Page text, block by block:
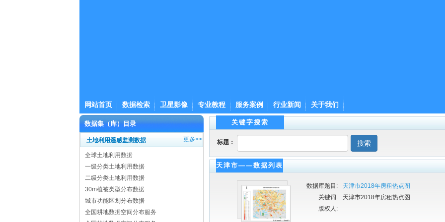
网站首页 数据检索 卫星影像 专业教程 服务案例 行业新闻 关于我们
数据集（库）目录
土地利用遥感监测数据 更多>>
全球土地利用数据
一级分类土地利用数据
二级分类土地利用数据
30m植被类型分布数据
城市功能区划分布数据
全国耕地数据空间分布服务
关键字搜索
标题： 搜索
天津市——数据列表
数据库题目:
天津市2018年房租热点图
关键词:
天津市2018年房租热点图
版权人: